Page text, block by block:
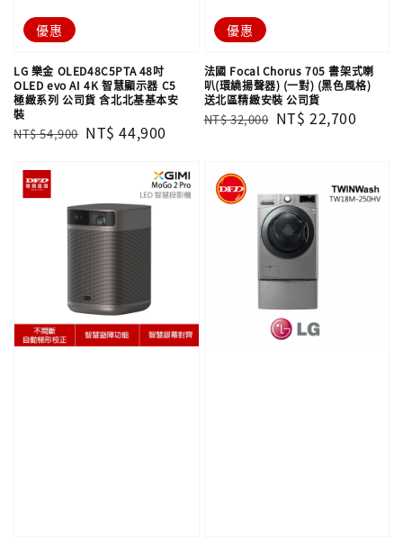
優惠
LG 樂金 OLED48C5PTA 48吋
OLED evo AI 4K 智慧顯示器 C5
極緻系列 公司貨 含北北基基本安
裝
Regular
NT$ 54,900 Sale
NT$ 44,900
優惠
法國 Focal Chorus 705 書架式喇
叭(環繞揚聲器) (一對) (黑色風格)
送北區精緻安裝 公司貨
Regular
NT$ 32,000 Sale
NT$ 22,700